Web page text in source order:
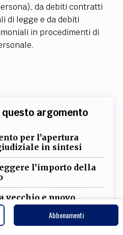
da debiti contratti
di legge e da debiti
in procedimenti di
argomento
per l’apertura
in sintesi
l’importo della
vecchio e nuovo
ed espromissione
Abbonamenti